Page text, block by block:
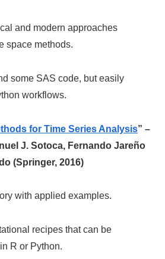
and modern approaches
space methods.
some SAS code, but easily
workflows.
for Time Series Analysis” –
J. Sotoca, Fernando Jareño
(Springer, 2016)
with applied examples.
recipes that can be
R or Python.